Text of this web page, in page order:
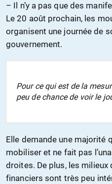
– Il n’y a pas que des
Le 20 août prochain, les
organisent une journée de
gouvernement.
Pour ce qui est de la
peu de chance de voir le
Elle demande une majorité
mobiliser et ne fait pas
droites. De plus, les milieux
financiers sont très peu